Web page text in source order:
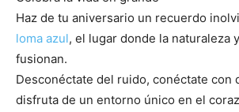
Haz de tu aniversario un recuerdo
loma azul, el lugar donde la naturaleza
fusionan.
Desconéctate del ruido, conéctate con
disfruta de un entorno único en el